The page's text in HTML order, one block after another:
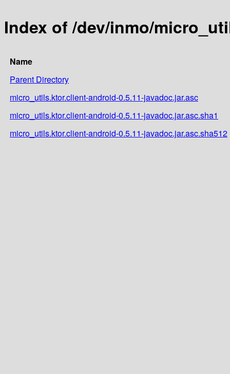
Index of /dev/inmo/
Name
Parent Directory
micro_utils.ktor.client-android-0.5.11-javadoc.jar.asc
micro_utils.ktor.client-android-0.5.11-javadoc.jar.asc.sha1
micro_utils.ktor.client-android-0.5.11-javadoc.jar.asc.sha512